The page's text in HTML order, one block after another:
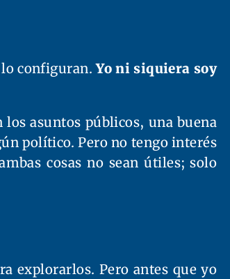
lo configuran.Yo ni siquiera soy
asuntos públicos, una buena
político. Pero no tengo interés
cosas no sean útiles; solo
explorarlos. Pero antes que yo